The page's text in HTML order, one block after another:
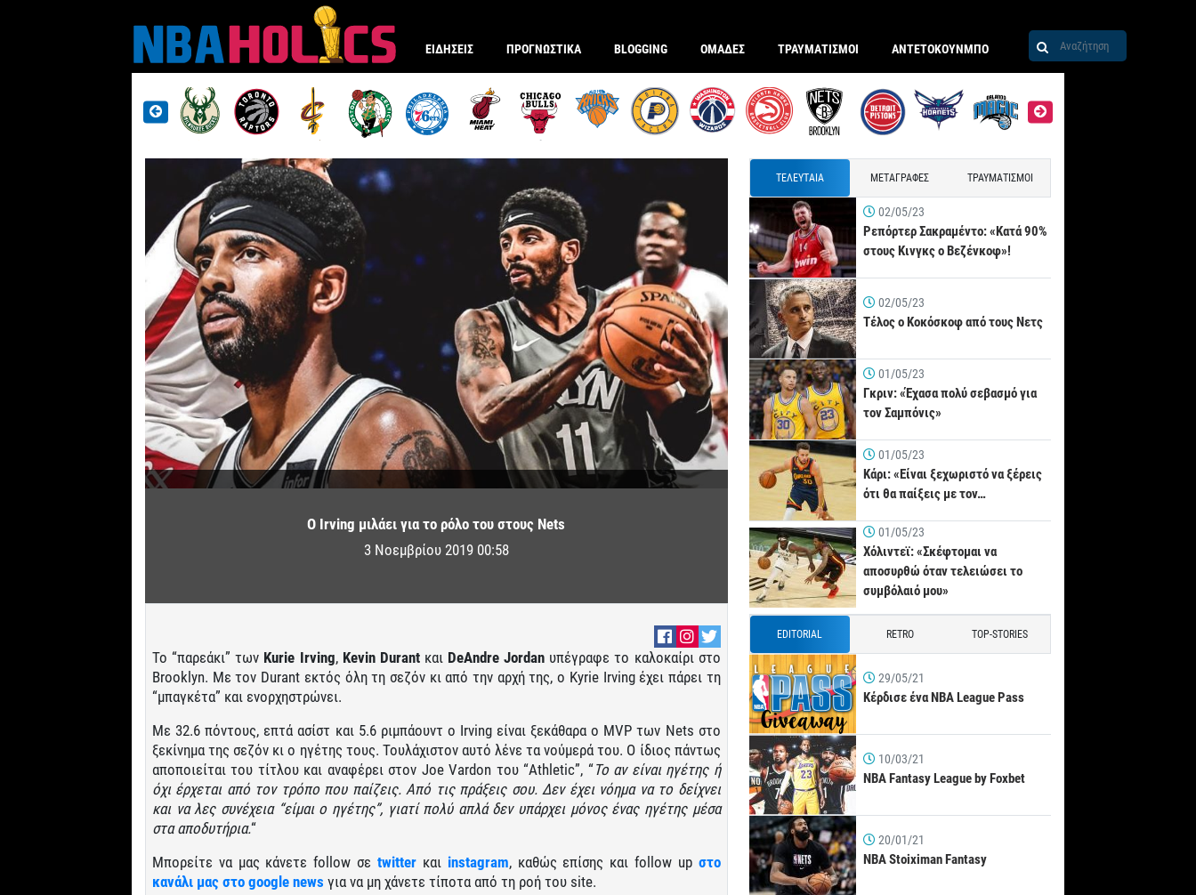
ΕΙΔΗΣΕΙΣ ΠΡΟΓΝΩΣΤΙΚΑ BLOGGING ΟΜΑΔΕΣ ΤΡΑΥΜΑΤΙΣΜΟΙ ΑΝΤΕΤΟΚΟΥΝΜΠΟ
Ο Irving μιλάει για το ρόλο του στους Nets
3 Νοεμβρίου 2019 00:58
Το “παρεάκι” των Kurie Irving, Kevin Durantκαι DeAndre Jordan υπέγραφε το καλοκαίρι στο
Brooklyn. Με τον Durant εκτός όλη τη σεζόν κι από την αρχή της, ο Kyrie Irving έχει πάρει τη
“μπαγκέτα” και ενορχηστρώνει.
Με 32.6 πόντους, επτά ασίστ και 5.6 ριμπάουντ ο Irving είναι ξεκάθαρα ο MVP των Nets στο
ξεκίνημα της σεζόν κι ο ηγέτης τους. Τουλάχιστον αυτό λένε τα νούμερά του. Ο ίδιος πάντως
αποποιείται του τίτλου και αναφέρει στον Joe Vardon του “Athletic”, “Το αν είναι ηγέτης ή
όχι έρχεται από τον τρόπο που παίζεις. Από τις πράξεις σου. Δεν έχει νόημα να το δείχνει
και να λες συνέχεια “είμαι ο ηγέτης”, γιατί πολύ απλά δεν υπάρχει μόνος ένας ηγέτης μέσα
στα αποδυτήρια.“
Μπορείτε να μας κάνετε follow σε twitter και instagram, καθώς επίσης και follow up στο
κανάλι μας στο google news για να μη χάνετε τίποτα από τη ροή του site.
ΤΕΛΕΥΤΑΙΑ ΜΕΤΑΓΡΑΦΕΣ ΤΡΑΥΜΑΤΙΣΜΟΙ
02/05/23
Ρεπόρτερ Σακραμέντο: «Κατά 90%
στους Κινγκς ο Βεζένκοφ»!
02/05/23
Τέλος ο Κοκόσκοφ από τους Νετς
01/05/23
Γκριν: «Έχασα πολύ σεβασμό για
τον Σαμπόνις»
01/05/23
Κάρι: «Είναι ξεχωριστό να ξέρεις
ότι θα παίξεις με τον…
01/05/23
Χόλιντεϊ: «Σκέφτομαι να
αποσυρθώ όταν τελειώσει το
συμβόλαιό μου»
EDITORIAL RETRO TOP-STORIES
29/05/21
Κέρδισε ένα NBA League Pass
10/03/21
NBA Fantasy League by Foxbet
20/01/21
NBA Stoiximan Fantasy